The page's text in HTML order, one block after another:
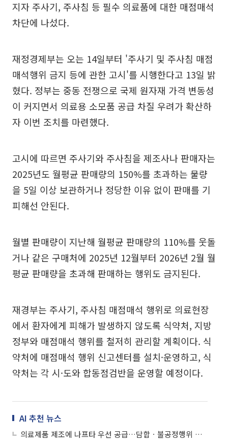
지자 주사기, 주사침 등 필수 의료품에 대한 매점매석
차단에 나섰다.
재정경제부는 오는 14일부터 '주사기 및 주사침 매점
매석행위 금지 등에 관한 고시'를 시행한다고 13일 밝
혔다. 정부는 중동 전쟁으로 국제 원자재 가격 변동성
이 커지면서 의료용 소모품 공급 차질 우려가 확산하
자 이번 조치를 마련했다.
고시에 따르면 주사기와 주사침을 제조사나 판매자는
2025년도 월평균 판매량의 150%를 초과하는 물량
을 5일 이상 보관하거나 정당한 이유 없이 판매를 기
피해선 안된다.
월별 판매량이 지난해 월평균 판매량의 110%를 웃돌
거나 같은 구매처에 2025년 12월부터 2026년 2월 월
평균 판매량을 초과해 판매하는 행위도 금지된다.
재경부는 주사기, 주사침 매점매석 행위로 의료현장
에서 환자에게 피해가 발생하지 않도록 식약처, 지방
정부와 매점매석 행위를 철저히 관리할 계획이다. 식
약처에 매점매석 행위 신고센터를 설치·운영하고, 식
약처는 각 시·도와 합동점검반을 운영할 예정이다.
AI 추천 뉴스
의료제품 제조에 나프타 우선 공급…담합ㆍ불공정행위 엄정대응